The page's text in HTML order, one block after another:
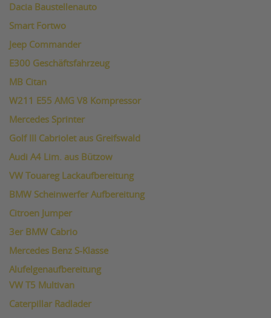
Dacia Baustellenauto
Smart Fortwo
Jeep Commander
E300 Geschäftsfahrzeug
MB Citan
W211 E55 AMG V8 Kompressor
Mercedes Sprinter
Golf III Cabriolet aus Greifswald
Audi A4 Lim. aus Bützow
VW Touareg Lackaufbereitung
BMW Scheinwerfer Aufbereitung
Citroen Jumper
3er BMW Cabrio
Mercedes Benz S-Klasse
Alufelgenaufbereitung
VW T5 Multivan
Caterpillar Radlader